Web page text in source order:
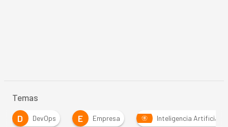
Temas
E
Empresa Inteligencia Artificial I internet